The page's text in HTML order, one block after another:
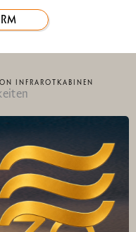
INFRAROTKABINEN